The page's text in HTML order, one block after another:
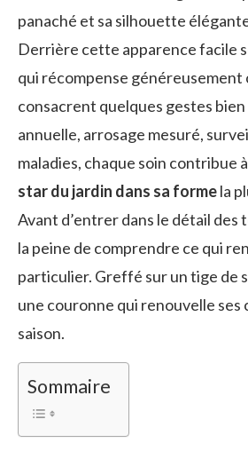
panaché et sa silhouette
Derrière cette apparence facile
qui récompense généreusement
consacrent quelques gestes bien
annuelle, arrosage mesuré,
maladies, chaque soin contribue à
star du jardin dans sa formela
Avant d’entrer dans le détail des
la peine de comprendre ce qui
particulier. Greffé sur un tige de
une couronne qui renouvelle ses
saison.
Sommaire